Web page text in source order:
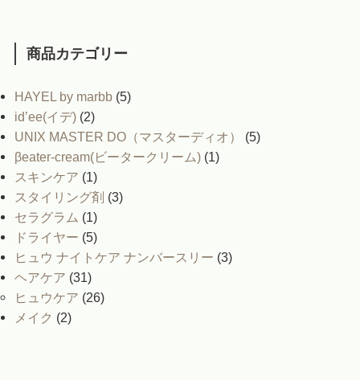
商品カテゴリー
HAYEL by marbb (5)
id’ee(イデ) (2)
UNIX MASTER DO（マスターディオ）
(5)
βeater-cream(ビータークリーム) (1)
スキンケア (1)
スタイリング剤 (3)
セラグラム (1)
ドライヤー (5)
ヒュウ ナイトケア ナンバースリー (3)
ヘアケア (31)
ヒュウケア (26)
メイク (2)